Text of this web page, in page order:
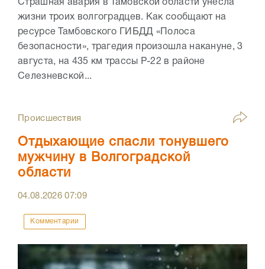
Страшная авария в Тамовской области унесла
жизни троих волгоградцев. Как сообщают на
ресурсе Тамбовского ГИБДД «Полоса
безопасности», трагедия произошла накануне, 3
августа, на 435 км трассы Р-22 в районе
Селезневской...
Происшествия
Отдыхающие спасли тонувшего
мужчину в Волгоградской
области
04.08.202607:09
Комментарии